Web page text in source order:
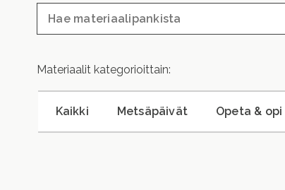
Materiaalit kategorioittain:
Kaikki Metsäpäivät Opeta & opi